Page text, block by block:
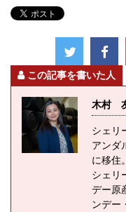
この記事を書いた人
木村
シェリ
アンダ
に移住
シェリ
デー原
ンデー